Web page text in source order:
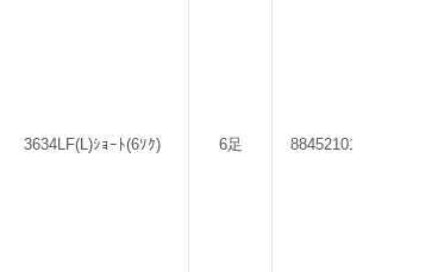
3634LF(L)ｼｮｰﾄ(6ｿｸ) 6足 884521019952